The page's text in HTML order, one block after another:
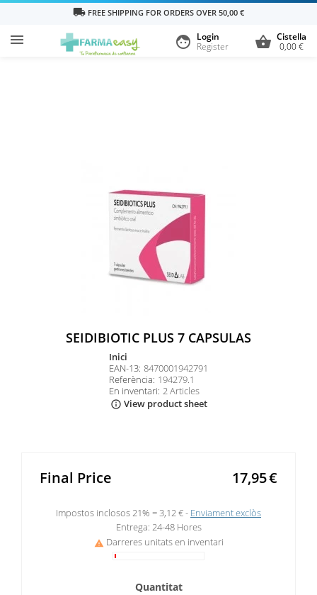
local_shipping FREE SHIPPING FOR ORDERS OVER 50,00 €
 shopping_basket Cistella
0,00 €
face Login
Register
SEIDIBIOTIC PLUS 7 CAPSULAS
inici
EAN-13: 8470001942791
Referència: 194279.1
En inventari: 2 Articles
info_outline View product sheet
Final Price €
17,95
Impostos inclosos 21% =3,12 €
Enviament exclòs
Entrega: 24-48 Hores
 Darreres unitats en inventari
Quantitat